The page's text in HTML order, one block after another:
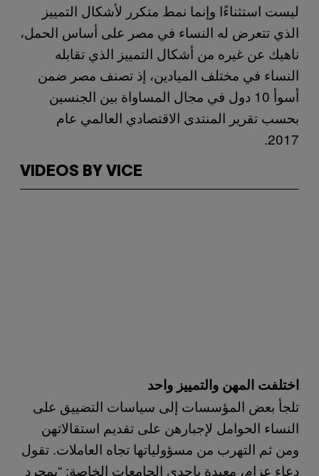
ليست استثناءًا وإنما نمط متكرر لأشكال التمييز
الذي تتعرض له النساء في مصر على أساس الحمل،
ناهيك عن غيره من أشكال التمييز الذي تقابله
النساء في مختلف الميادين، إذ تصنف مصر ضمن
أسوأ 10 دول في مجال المساواة بين الجنسين
بحسب تقرير المنتدى الاقتصادي العالمي عام
2017.
VIDEOS BY VICE
اختلفت المهن والتمييز واحد
تلجأ بعض المؤسسات إلى سياسات التضييق على
النساء الحوامل لإجبارهن على تقديم استقالاتهن
ومن ثم التهرب من مسؤولياتها تجاه العاملات. تقول
دعاء عزام، معيدة بإحدى الجامعات الخاصة: “بمجرد